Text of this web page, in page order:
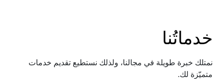
خدماتُنا
متميّزة لك.